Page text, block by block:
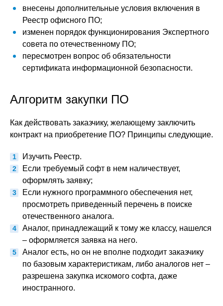
внесены дополнительные условия включения в
Реестр офисного ПО;
изменен порядок функционирования Экспертного
совета по отечественному ПО;
пересмотрен вопрос об обязательности
сертификата информационной безопасности.
Алгоритм закупки ПО
Как действовать заказчику, желающему заключить
контракт на приобретение ПО? Принципы следующие.
Изучить Реестр.
Если требуемый софт в нем наличествует,
оформлять заявку;
Если нужного программного обеспечения нет,
просмотреть приведенный перечень в поиске
отечественного аналога.
Аналог, принадлежащий к тому же классу, нашелся
– оформляется заявка на него.
Аналог есть, но он не вполне подходит заказчику
по базовым характеристикам, либо аналогов нет –
разрешена закупка искомого софта, даже
иностранного.